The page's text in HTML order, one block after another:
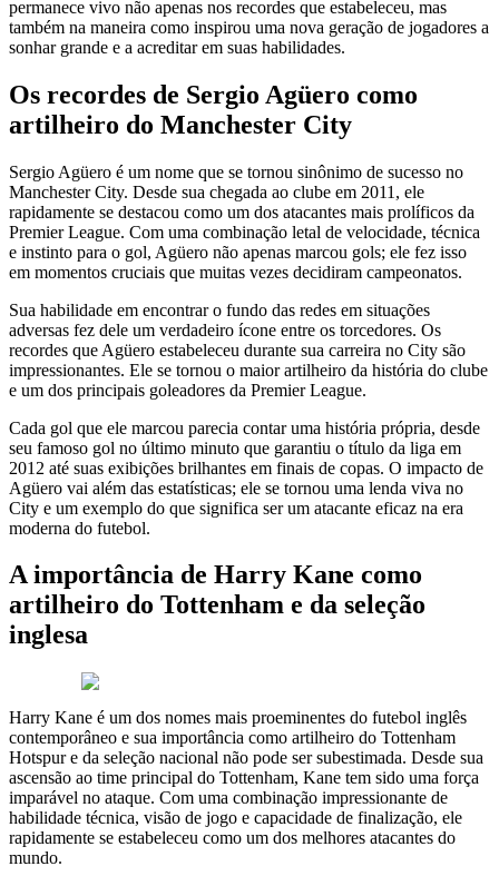
permanece vivo não apenas nos recordes que estabeleceu, mas
também na maneira como inspirou uma nova geração de jogadores a
sonhar grande e a acreditar em suas habilidades.
Os recordes de Sergio Agüero como
artilheiro do Manchester City
Sergio Agüero é um nome que se tornou sinônimo de sucesso no
Manchester City. Desde sua chegada ao clube em 2011, ele
rapidamente se destacou como um dos atacantes mais prolíficos da
Premier League. Com uma combinação letal de velocidade, técnica
e instinto para o gol, Agüero não apenas marcou gols; ele fez isso
em momentos cruciais que muitas vezes decidiram campeonatos.
Sua habilidade em encontrar o fundo das redes em situações
adversas fez dele um verdadeiro ícone entre os torcedores. Os
recordes que Agüero estabeleceu durante sua carreira no City são
impressionantes. Ele se tornou o maior artilheiro da história do clube
e um dos principais goleadores da Premier League.
Cada gol que ele marcou parecia contar uma história própria, desde
seu famoso gol no último minuto que garantiu o título da liga em
2012 até suas exibições brilhantes em finais de copas. O impacto de
Agüero vai além das estatísticas; ele se tornou uma lenda viva no
City e um exemplo do que significa ser um atacante eficaz na era
moderna do futebol.
A importância de Harry Kane como
artilheiro do Tottenham e da seleção
inglesa
Harry Kane é um dos nomes mais proeminentes do futebol inglês
contemporâneo e sua importância como artilheiro do Tottenham
Hotspur e da seleção nacional não pode ser subestimada. Desde sua
ascensão ao time principal do Tottenham, Kane tem sido uma força
imparável no ataque. Com uma combinação impressionante de
habilidade técnica, visão de jogo e capacidade de finalização, ele
rapidamente se estabeleceu como um dos melhores atacantes do
mundo.